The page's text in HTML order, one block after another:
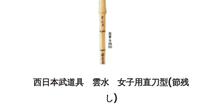
西日本武道具 雲水 女子用直刀型(節残
し)